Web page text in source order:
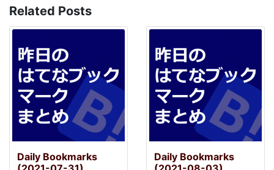
Related Posts
Daily Bookmarks
Daily Bookmarks